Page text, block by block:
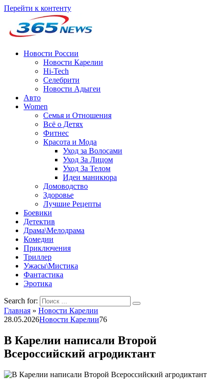
Перейти к контенту
Новости России
Новости Карелии
Hi-Tech
Селебрити
Новости Адыгеи
Авто
Women
Семья и Отношения
Всё о Детях
Фитнес
Красота и Мода
Уход за Волосами
Уход За Лицом
Уход За Телом
Идеи маникюра
Домоводство
Здоровье
Лучшие Рецепты
Боевики
Детектив
Драма\Мелодрама
Комедии
Приключения
Триллер
Ужасы\Мистика
Фантастика
Эротика
Search for:
Главная » Новости Карелии
28.05.2026Новости Карелии76
В Карелии написали Второй
Всероссийский агродиктант